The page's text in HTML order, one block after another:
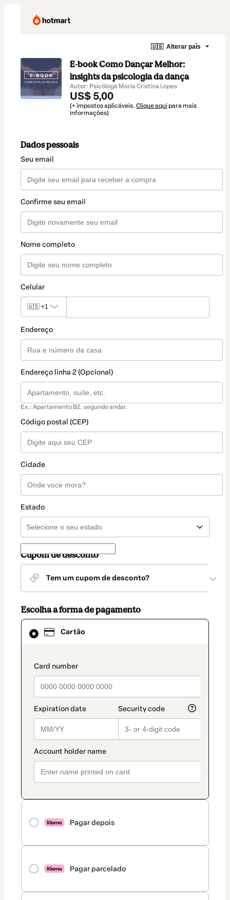
🇺🇸 Alterar país
E-book Como Dançar Melhor:
insights da psicologia da dança
Autor: Psicóloga Maria Cristina Lopes
US$ 5,00
(+ impostos aplicáveis. Clique aqui para mais
informações)
Dados pessoais
Seu email
Confirme seu email
Nome completo
Celular
🇺🇸 +1
Endereço
Endereço linha 2 (Opcional)
Ex.: Apartamento B2, segundo andar.
Código postal (CEP)
Cidade
Estado
Cupom de desconto
Tem um cupom de desconto?
Escolha a forma de pagamento
Cartão
payment_data.section_title_v2
Pagar depois
Pagar parcelado
Cartão
selecionado